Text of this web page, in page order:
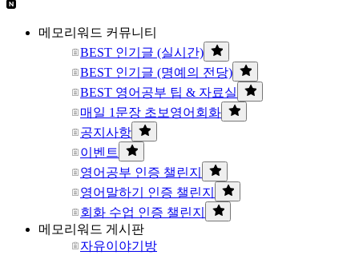
메모리워드 커뮤니티
BEST 인기글 (실시간)
BEST 인기글 (명예의 전당)
BEST 영어공부 팁 & 자료실
매일 1문장 초보영어회화
공지사항
이벤트
영어공부 인증 챌린지
영어말하기 인증 챌린지
회화 수업 인증 챌린지
메모리워드 게시판
자유이야기방